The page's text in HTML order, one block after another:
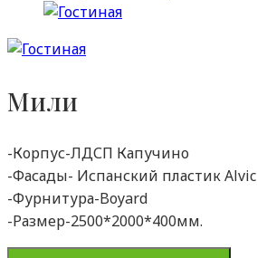
Мили
-Корпус-ЛДСП Капучино
-Фасады- Испанский пластик Alvic
-Фурнитура-Boyard
-Размер-2500*2000*400мм.